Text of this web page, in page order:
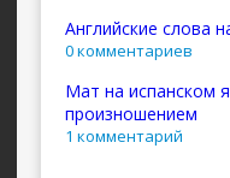
Английские слова
0 комментариев
Мат на испанском
произношением
1 комментарий